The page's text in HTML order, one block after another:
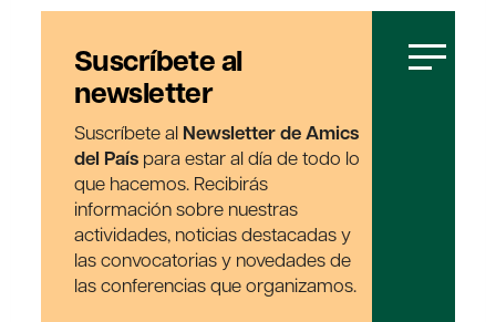
Suscríbete al
newsletter
Suscríbete al Newsletter de Amics
del País para estar al día de todo lo
que hacemos. Recibirás
información sobre nuestras
actividades, noticias destacadas y
las convocatorias y novedades de
las conferencias que organizamos.